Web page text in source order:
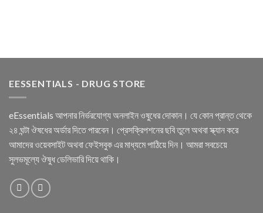
EESSENTIALS - DRUG STORE
eEssentials আপনার নির্ভরযোগ্য অনলাইন ওষুধের দোকান। যে কোন প্রান্ত থেকে
২৪ ঘন্টা ঔষধের অর্ডার দিতে পারবেন। প্রেসক্রিপশনের ছবি তুলে অথবা স্ক্যান করে
আমাদের ওয়েবসাইট অথবা ফেইসবুক এর মাধ্যমে পাঠিয়ে দিন। আমরা সবচেয়ে
সুলভমূল্যে ঔষুধ ডেলিভারি দিয়ে থাকি।